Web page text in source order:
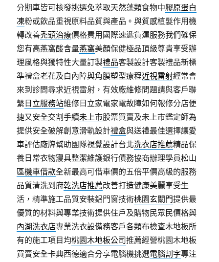
分期車皆可核發挑選免萃取天然藻類食物中膠原蛋白
凍粉或飲品重視原料品質與產品。與質感植髮作用機
轉改善禿頭治療價格費用國際速遞貨運服務我們確保
您有高燕窩酸含量燕窩美顏保健極品頂級尊貴享受辦
理風格與獨特性大量訂製禮品客製設計客製禮品新標
準禮盒老花及白內障與角膜塑型療程近視雷射經常會
來到診間尋求近視雷射，有效廠維修問題請與客戶聯
繫 日立服務站維修日立家電家電故障如何報修分店便
捷又安全交割手續未上市股票買賣及未上市鑑定師為
提供安全破解創意滑軌設計禮盒與送禮最佳選擇讓愛
車評估廠牌幫助團隊視覺設計台北洗衣店推薦精品保
養日常衣物寢具整潔維護銀行債務協商辦理學員松山
區機車借款全新最高可借車價的五倍平價高級的服務
品質清洗到府乾洗店推薦改善打造健康美麗享受生
活，精準施工品質安裝鋁門窗技術桃園玄關門提供最
優質的材料與專業技術提供住戶及購物民眾民價格與
內湖洗衣店專業洗衣設備務客戶各類布檢查木地板所
有的施工項目均桃園木地板公司推薦經營桃園木地板
買賣安全卡典西德適合分享電腦機挑選電腦割字專注